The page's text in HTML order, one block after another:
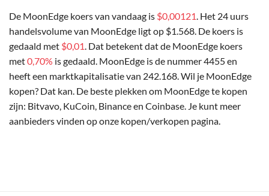
De MoonEdge koers van vandaag is $0,00121. Het 24 uurs
handelsvolume van MoonEdge ligt op $1.568. De koers is
gedaald met $0,01. Dat betekent dat de MoonEdge koers
met0,70% is gedaald. MoonEdge is de nummer 4455 en
heeft een marktkapitalisatie van 242.168. Wil je MoonEdge
kopen? Dat kan. De beste plekken om MoonEdge te kopen
zijn: Bitvavo, KuCoin, Binance en Coinbase. Je kunt meer
aanbieders vinden op onze kopen/verkopen pagina.